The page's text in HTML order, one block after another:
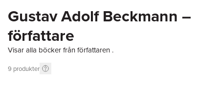
Gustav Adolf Beckmann –
författare
Visar alla böcker från författaren .
9 produkter